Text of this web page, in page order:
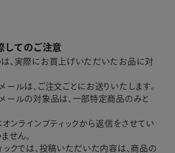
してのご注意
は、実際にお買上げいただいたお品に対
ールは、ご注文ごとにお送りいたします。
ールの対象品は、一部特定商品のみと
オンラインブティックから返信をさせてい
せん。
ックでは、投稿いただいた内容は、商品の